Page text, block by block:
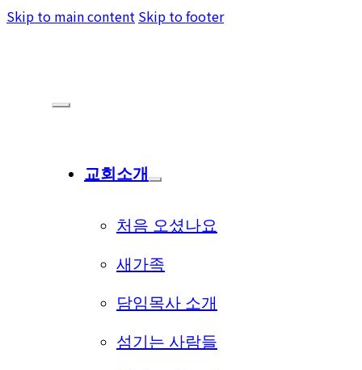
Skip to main content Skip to footer
교회소개
처음 오셨나요
새가족
담임목사 소개
섬기는 사람들